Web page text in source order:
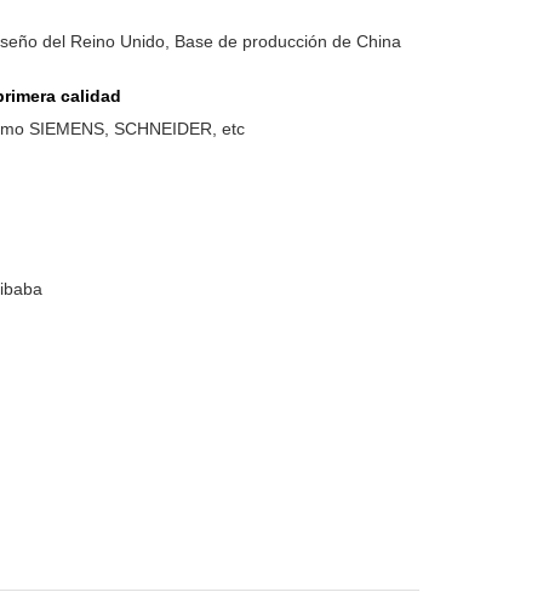
del Reino Unido, Base de producción de China
calidad
SIEMENS, SCHNEIDER, etc